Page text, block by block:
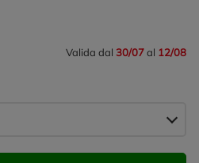
Valida dal 30/07al 12/08